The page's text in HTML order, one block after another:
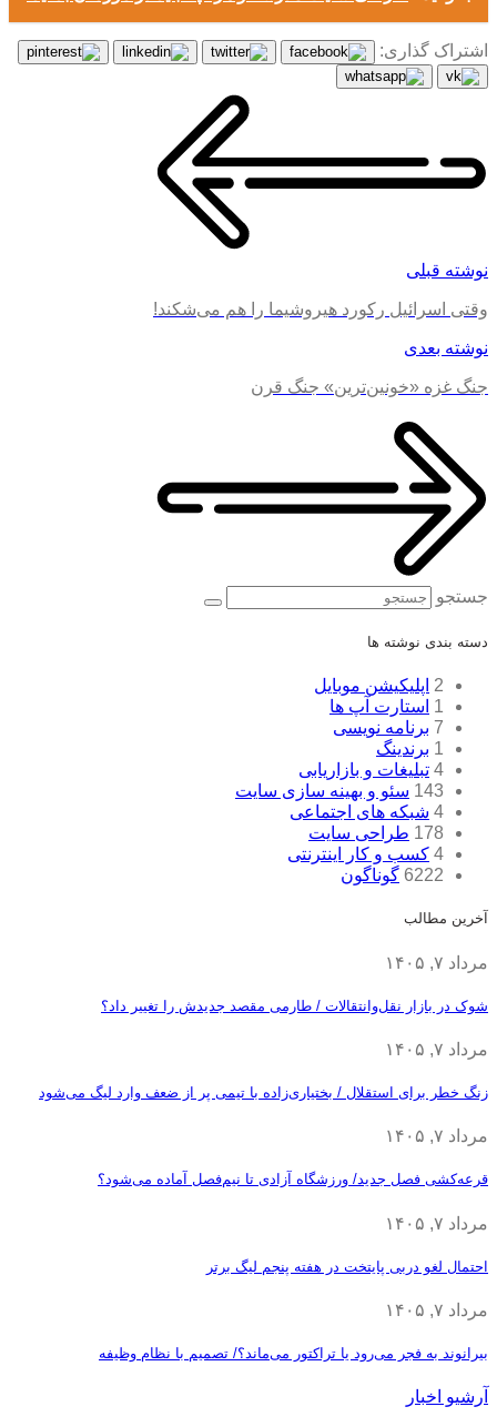
اشتراک گذاری:
نوشته قبلی
وقتی اسرائیل رکورد هیروشیما را هم می‌شکند!
نوشته بعدی
جنگ غزه «خونین‌ترین» جنگ قرن
جستجو
دسته بندی نوشته ها
2 اپلیکیشن موبایل
1 استارت آپ ها
7 برنامه نویسی
1 برندینگ
4 تبلیغات و بازاریابی
143 سئو و بهینه سازی سایت
4 شبکه های اجتماعی
178 طراحی سایت
4 کسب و کار اینترنتی
6222 گوناگون
آخرین مطالب
مرداد ۷, ۱۴۰۵
شوک در بازار نقل‌وانتقالات / طارمی مقصد جدیدش را تغییر داد؟
مرداد ۷, ۱۴۰۵
زنگ خطر برای استقلال / بختیاری‌زاده با تیمی پر از ضعف وارد لیگ می‌شود
مرداد ۷, ۱۴۰۵
قرعه‎‌کشی فصل جدید/ ورزشگاه آزادی تا نیم‌فصل آماده می‌شود؟
مرداد ۷, ۱۴۰۵
احتمال لغو دربی پایتخت در هفته پنجم لیگ برتر
مرداد ۷, ۱۴۰۵
بیرانوند به فجر می‌رود یا تراکتور می‌ماند؟/ تصمیم با نظام وظیفه
آرشیو اخبار